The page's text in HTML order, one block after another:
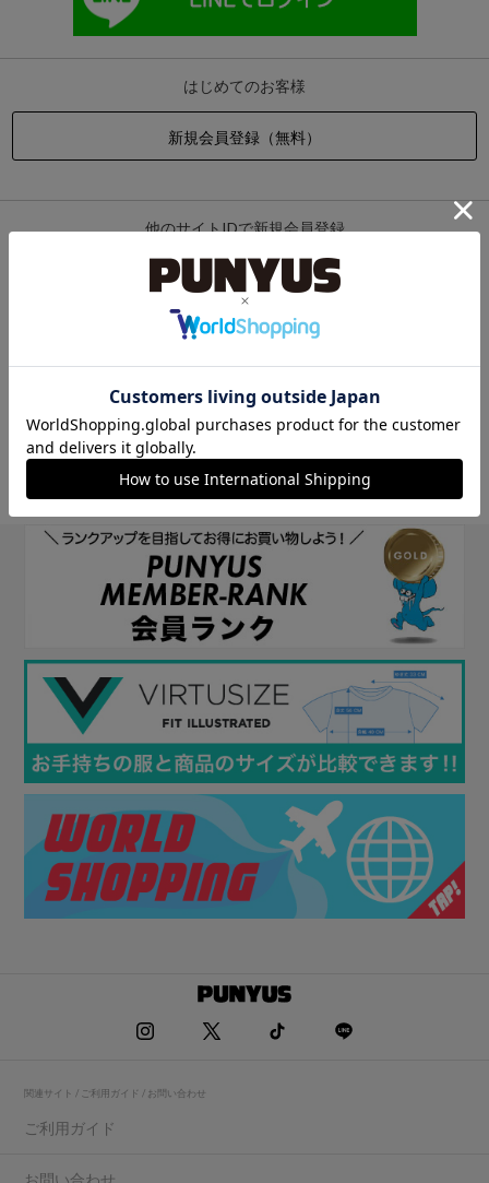
はじめてのお客様
他のサイトIDで新規会員登録
他のサイトIDで新規会員登録をしていただくと次回以降、そのIDで
ログインすることができます。
関連サイト / ご利用ガイド / お問い合わせ
ご利用ガイド